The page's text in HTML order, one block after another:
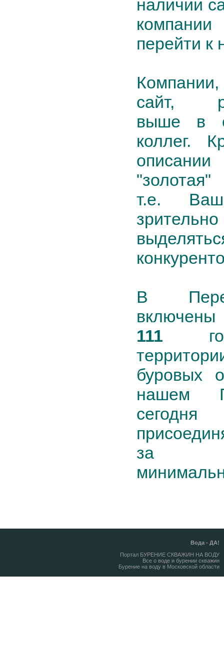
наличии
перейти к
сайт,
выше в
коллег.
описании
т.е.
В
111
буровых
нашем
за
Вода - ДА!
Портал БУРЕНИЕ СКВАЖИН НА ВОДУ
Все о воде и бурении скважин
Бурение на воду в Московской области